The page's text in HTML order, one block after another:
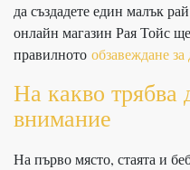
да създадете един малък
онлайн магазин Рая Тойс
правилното обзавеждане за
На какво трябва
внимание
На първо място, стаята и